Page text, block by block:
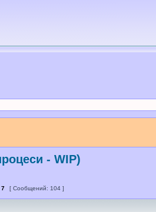
- WIP)
7 [ Сообщений: 104 ]